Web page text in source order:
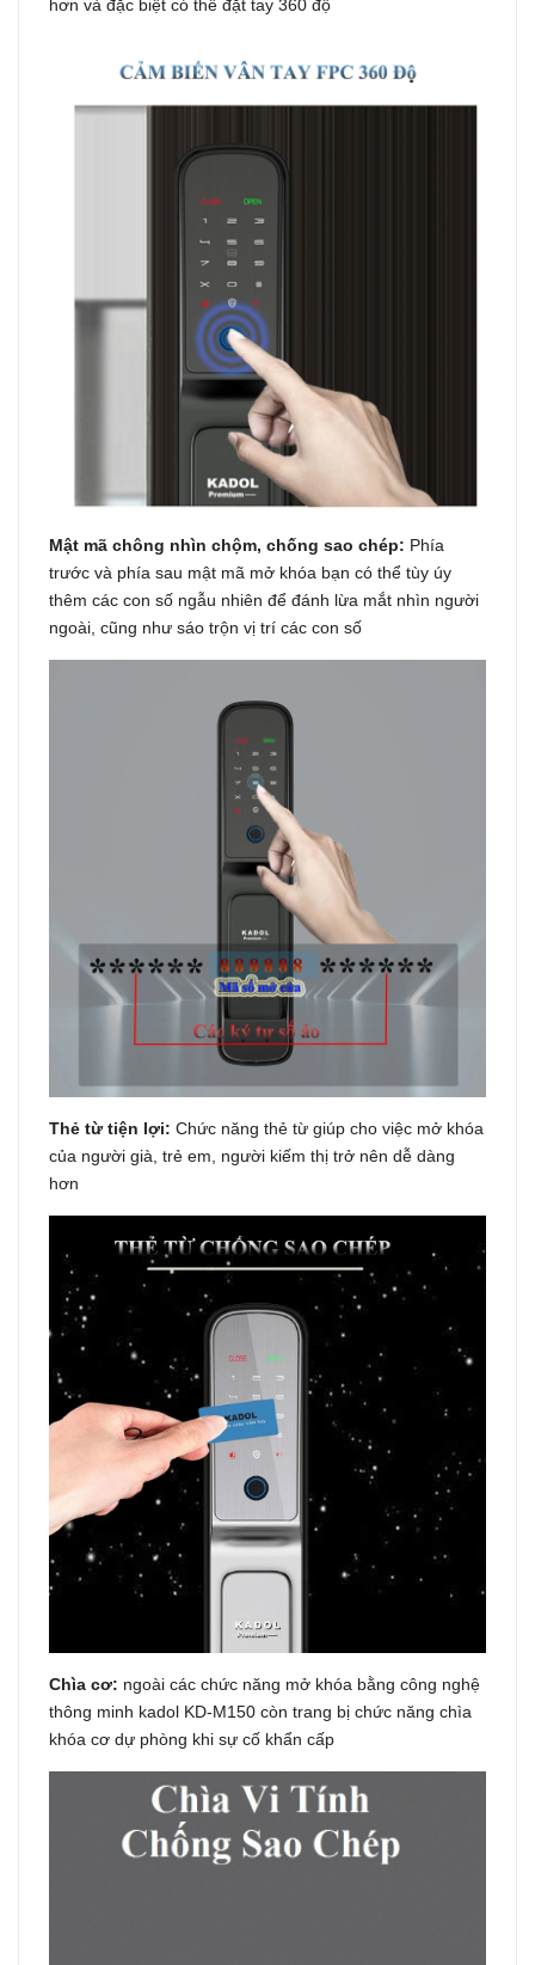
hơn và đặc biệt có thể đặt tay 360 độ
Mật mã chông nhìn chộm, chống sao chép: Phía
trước và phía sau mật mã mở khóa bạn có thể tùy úy
thêm các con số ngẫu nhiên để đánh lừa mắt nhìn người
ngoài, cũng như sáo trộn vị trí các con số
Thẻ từ tiện lợi: Chức năng thẻ từ giúp cho việc mở khóa
của người già, trẻ em, người kiếm thị trở nên dễ dàng
hơn
Chìa cơ: ngoài các chức năng mở khóa bằng công nghệ
thông minh kadol KD-M150 còn trang bị chức năng chìa
khóa cơ dự phòng khi sự cố khẩn cấp